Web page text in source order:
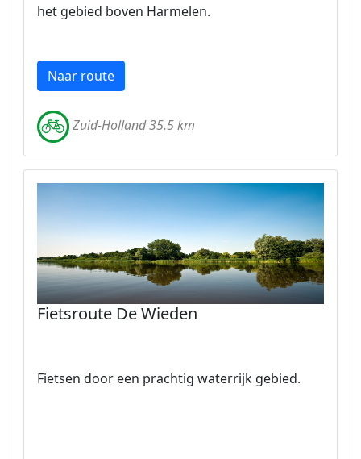
het gebied boven Harmelen.
Naar route
Zuid-Holland 35.5 km
Fietsroute De Wieden
Fietsen door een prachtig waterrijk gebied.